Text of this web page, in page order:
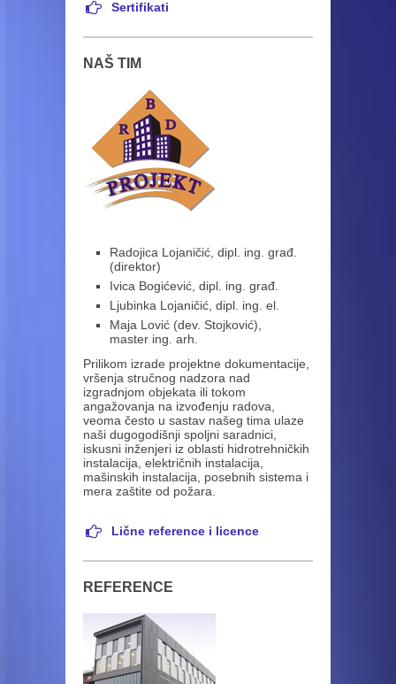
Sertifikati
NAŠ TIM
Radojica Lojaničić, dipl. ing. građ.
(direktor)
Ivica Bogićević, dipl. ing. građ.
Ljubinka Lojaničić, dipl. ing. el.
Maja Lović (dev. Stojković)
master ing. arh.
Prilikom izrade projektne dokumentacije,
vršenja stručnog nadzora nad
izgradnjom objekata ili tokom
angažovanja na izvođenju radova,
veoma često u sastav našeg tima ulaze
naši dugogodišnji spoljni saradnici,
iskusni inženjeri iz oblasti hidrotrehničkih
instalacija, električnih instalacija,
mašinskih instalacija, posebnih sistema i
mera zaštite od požara.
Lične reference i licence
REFERENCE